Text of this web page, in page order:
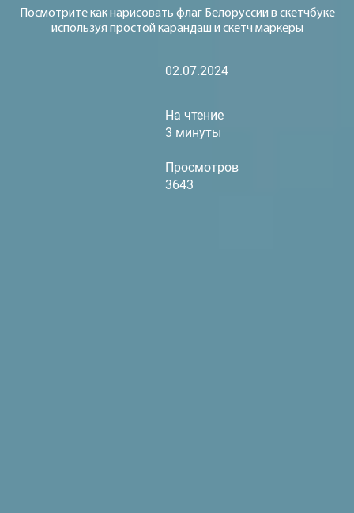
Посмотрите как нарисовать флаг Белоруссии в скетчбуке
используя простой карандаш и скетч маркеры
02.07.2024
На чтение
3 минуты
Просмотров
3643